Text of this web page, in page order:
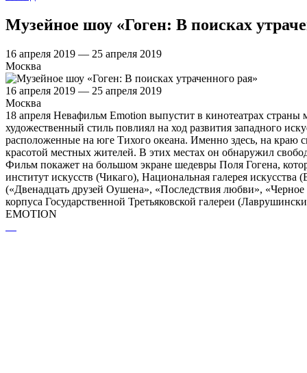
Музейное шоу «Гоген: В поисках
16 апреля 2019 — 25 апреля 2019
Москва
16 апреля 2019 — 25 апреля 2019
Москва
18 апреля Невафильм Emotion выпустит в кинотеатрах
художественный стиль повлиял на ход развития западного
расположенные на юге Тихого океана. Именно здесь, на краю
красотой местных жителей. В этих местах он обнаружил
Фильм покажет на большом экране шедевры Поля Гогена,
институт искусств (Чикаго), Национальная галерея
(«Двенадцать друзей Оушена», «Последствия любви»,
корпуса Государственной Третьяковской галереи
EMOTION